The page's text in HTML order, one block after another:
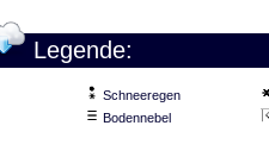
Legende:
Schneeregen
Bodennebel